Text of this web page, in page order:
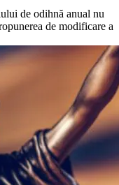
de odihnă anual nu
de modificare a